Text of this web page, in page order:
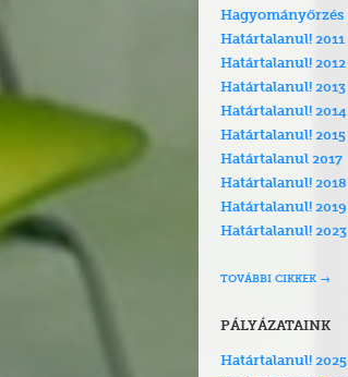
Hagyományőrzés
Határtalanul! 2011
Határtalanul! 2012
Határtalanul! 2013
Határtalanul! 2014
Határtalanul! 2015
Határtalanul 2017
Határtalanul! 2018
Határtalanul! 2019
Határtalanul! 2023
TOVÁBBI CIKKEK
PÁLYÁZATAINK
Határtalanul! 2025